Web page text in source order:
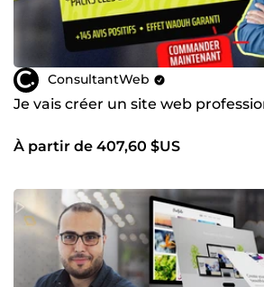
ConsultantWeb
Je vais créer un site web
À partir de 407,60 $US